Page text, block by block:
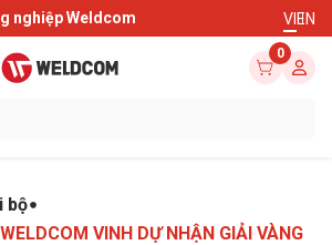
nghiệp Weldcom VIEN
0
bộ
VINH DỰ NHẬN GIẢI VÀNG